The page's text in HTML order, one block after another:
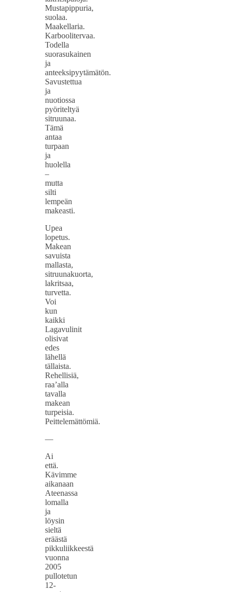
Mustapippuria,
suolaa.
Maakellaria.
Karboolitervaa.
Todella
suorasukainen
ja
anteeksipyytämätön.
Savustettua
ja
nuotiossa
pyöriteltyä
sitruunaa.
Tämä
antaa
turpaan
ja
huolella
–
mutta
silti
lempeän
makeasti.
Upea
lopetus.
Makean
savuista
mallasta,
sitruunakuorta,
lakritsaa,
turvetta.
Voi
kun
kaikki
Lagavulinit
olisivat
edes
lähellä
tällaista.
Rehellisiä,
raa’alla
tavalla
makean
turpeisia.
Peittelemättömiä.
—
Ai
että.
Kävimme
aikanaan
Ateenassa
lomalla
ja
löysin
sieltä
eräästä
pikkuliikkeestä
vuonna
2005
pullotetun
12-